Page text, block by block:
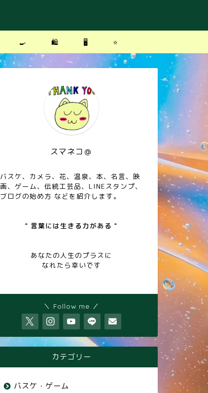
🍳 🛍 🖥 ⭐️
スマネコ＠
バスケ、カメラ、花、温泉、本、名言、映
画、ゲーム、伝統工芸品、LINEスタンプ、
ブログの始め方 などを紹介します。
" 言葉には生きる力がある "
あなたの人生のプラスに
なれたら幸いです
＼ Follow me ／
カテゴリー
バスケ・ゲーム